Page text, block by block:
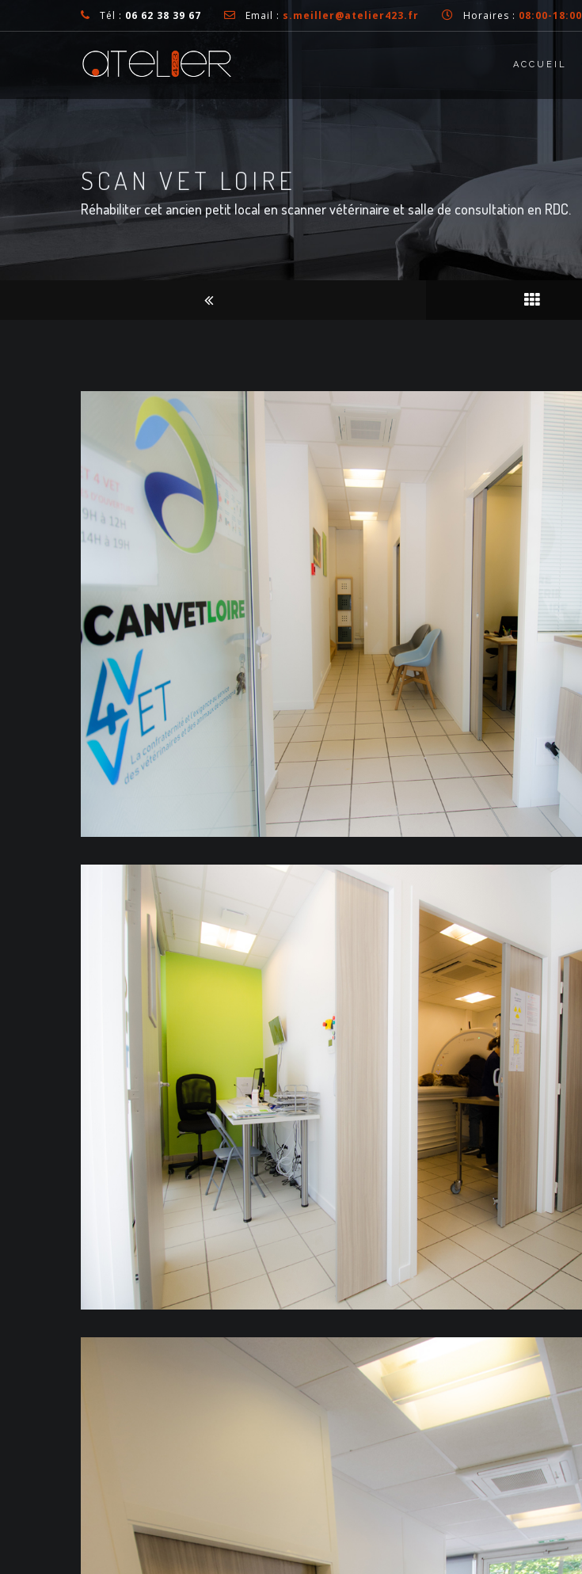
Tél : 06 62 38 39 67 Email : s.meiller@atelier423.fr Horaires : 08:00-18:00
ACCUEIL
SCAN VET LOIRE
Réhabiliter cet ancien petit local en scanner vétérinaire et salle de consultation en RDC.